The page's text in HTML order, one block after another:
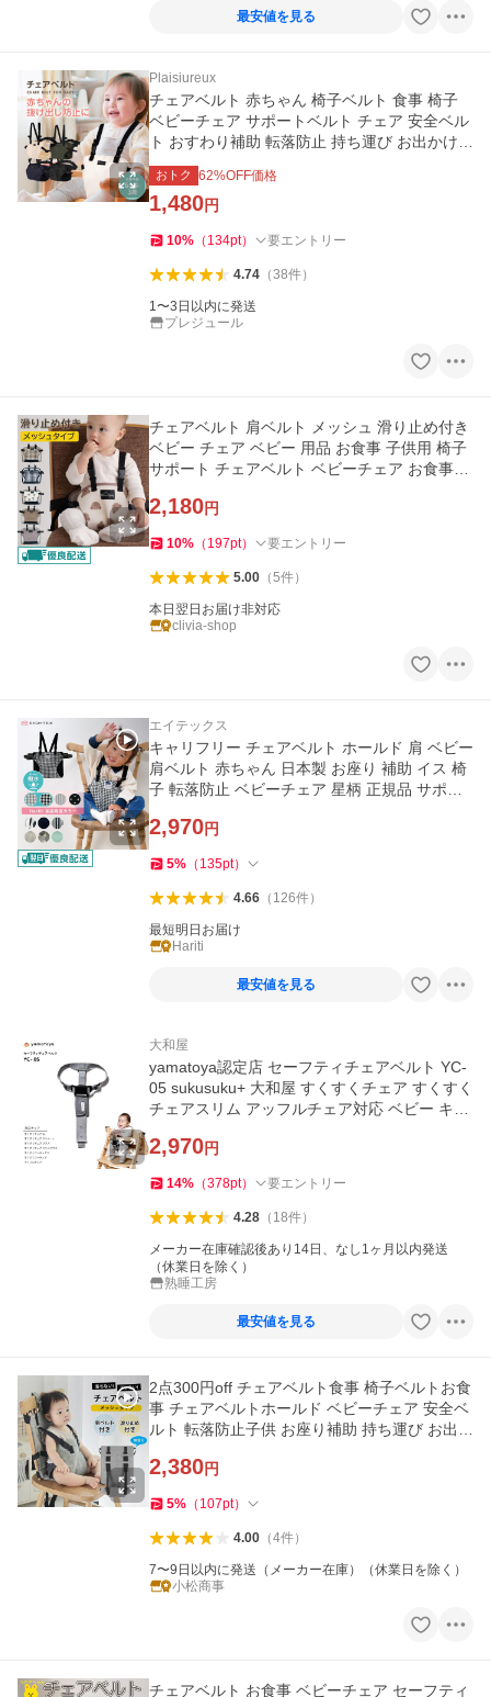
最安値を見る
Plaisiureux
チェアベルト 赤ちゃん 椅子ベルト 食事 椅子
ベビーチェア サポートベルト チェア 安全ベル
ト おすわり補助 転落防止 持ち運び お出かけ
プレジュール
おトク 62%OFF価格
1,480円
10% （ 134pt） 要エントリー
4.74（38件）
1〜3日以内に発送
プレジュール
チェアベルト 肩ベルト メッシュ 滑り止め付き
ベビー チェア ベビー 用品 お食事 子供用 椅子
サポート チェアベルト ベビーチェア お食事グ
2,180円
10% （ 197pt） 要エントリー
5.00（5件）
本日翌日お届け非対応
clivia-shop
エイテックス
キャリフリー チェアベルト ホールド 肩 ベビー
肩ベルト 赤ちゃん 日本製 お座り 補助 イス 椅
子 転落防止 ベビーチェア 星柄 正規品 サポー
2,970円
5% （ 135pt）
4.66（ 126件）
最短明日お届け
Hariti
最安値を見る
大和屋
yamatoya認定店 セーフティチェアベルト YC-
05 sukusuku+ 大和屋 すくすくチェア すくすく
チェアスリム アッフルチェア対応 ベビー キッ
2,970円
14% （378pt） 要エントリー
4.28（ 18件）
メーカー在庫確認後あり14日、なし1ヶ月以内発送
（休業日を除く）
熟睡工房
最安値を見る
2点300円off チェアベルト食事 椅子ベルトお食
事 チェアベルトホールド ベビーチェア 安全ベ
ルト 転落防止子供 お座り補助 持ち運び お出か
2,380円
5% （ 107pt）
4.00（4件）
7〜9日以内に発送（メーカー在庫）（休業日を除く）
小松商事
チェアベルト お食事 ベビーチェア セーフティ